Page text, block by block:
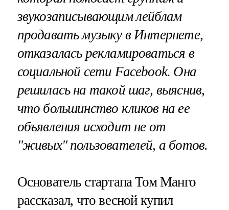
звукозаписывающим лейблам
продавать музыку в Интернете,
отказалась рекламироваться в
социальной сети Facebook. Она
решилась на такой шаг, выяснив,
что большинство кликов на ее
объявления исходит не от
"живых" пользователей, а ботов.
Основатель стартапа Том Манго
рассказал, что весной купил